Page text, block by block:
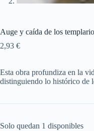
Auge y caída de los
2,93 €
Esta obra profundiza en la
distinguiendo lo histórico de
Solo quedan 1 disponibles